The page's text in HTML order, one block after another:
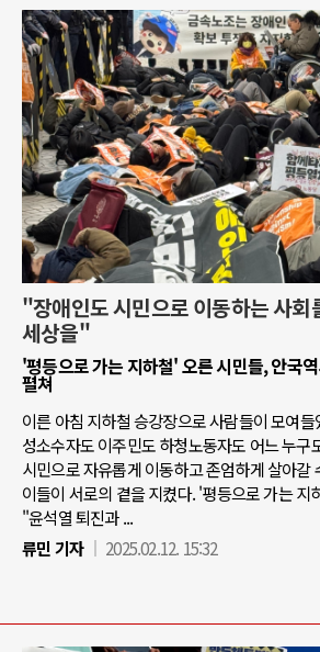
"장애인도 시민으로 이동하는 사회
세상을"
'평등으로 가는 지하철' 오른 시민들, 안국
펼쳐
이른 아침 지하철 승강장으로 사람들이 모여
성소수자도 이주민도 하청노동자도 어느 누구
시민으로 자유롭게 이동하고 존엄하게 살아갈
이들이 서로의 곁을 지켰다. '평등으로 가는 지
"윤석열 퇴진과 ...
류민 기자
2025.02.12. 15:32